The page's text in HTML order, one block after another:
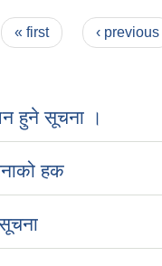
« first ‹ previous
हुने सूचना ।
हक